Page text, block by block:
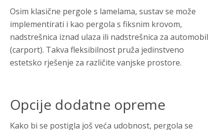
Osim klasične pergole s lamelama, sustav se može
implementirati i kao pergola s fiksnim krovom,
nadstrešnica iznad ulaza ili nadstrešnica za automobil
(carport). Takva fleksibilnost pruža jedinstveno
estetsko rješenje za različite vanjske prostore.
Opcije dodatne opreme
Kako bi se postigla još veća udobnost, pergola se